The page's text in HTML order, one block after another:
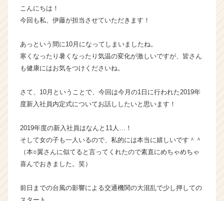
ス
ー
ト！
随
集！】
【株
会
社
ギ
ブ・
ド・
こんにちは！
今回も私、伊藤が担当させていただきます！
あっという間に10月になってしまいましたね。
寒くなったり暑くなったり気温の変化が激しいですが、皆さん
も健康にはお気をつけくださいね。
さて、10月ということで、今回は今月の1日に行われた2019年
度新入社員内定式についてお話ししたいと思います！
2019年度の新入社員はなんと11人…！
そして女の子も一人いるので、私的には本当に嬉しいです＾＾
（本○翼さんに似てると言ってくれたので素直にめちゃめちゃ
喜んでおきました。笑）
前日までの台風の影響による交通機関の大混乱で少し押しての